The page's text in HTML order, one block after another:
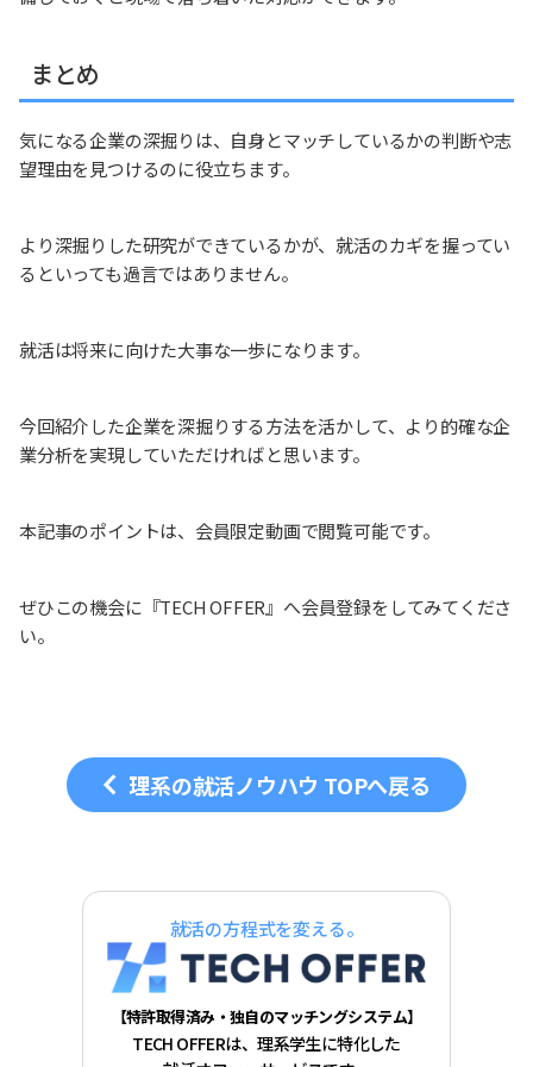
まとめ
気になる企業の深掘りは、自身とマッチしているかの判断や志
望理由を見つけるのに役立ちます。
より深掘りした研究ができているかが、就活のカギを握ってい
るといっても過言ではありません。
就活は将来に向けた大事な一歩になります。
今回紹介した企業を深掘りする方法を活かして、より的確な企
業分析を実現していただければと思います。
本記事のポイントは、会員限定動画で閲覧可能です。
ぜひこの機会に『TECH OFFER』へ会員登録をしてみてくださ
い。
理系の就活ノウハウ TOPへ戻る
就活の方程式を変える。
【特許取得済み・独自のマッチングシステム】
TECH OFFERは、理系学生に特化した